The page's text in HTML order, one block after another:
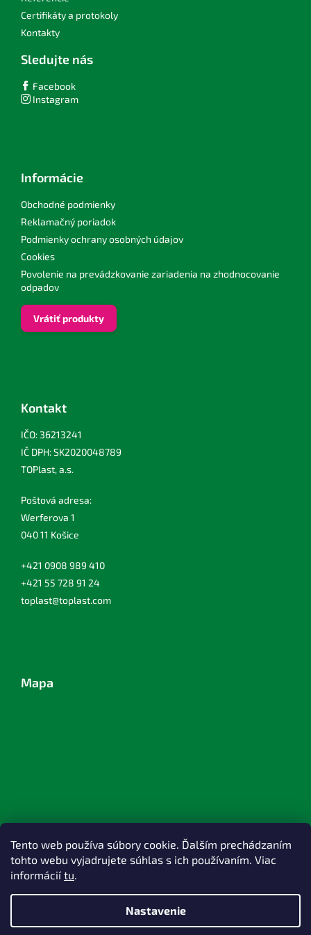
Tento web používa súbory cookie. Ďalším prechádzaním
tohto webu vyjadrujete súhlas s ich používaním. Viac
informáciítu.
Nastavenie
Certifikáty a protokoly
Kontakty
Sledujte nás
Facebook
Instagram
Informácie
Obchodné podmienky
Reklamačný poriadok
Podmienky ochrany osobných údajov
Cookies
Povolenie na prevádzkovanie zariadenia na zhodnocovanie
odpadov
Vrátiť produkty
Kontakt
IČO: 36213241
IČ DPH: SK2020048789
TOPlast, a.s.
Poštová adresa:
Werferova 1
040 11 Košice
+421 0908 989 410
+421 55 728 91 24
toplast@toplast.com
Mapa
Vytvoril Shoptet